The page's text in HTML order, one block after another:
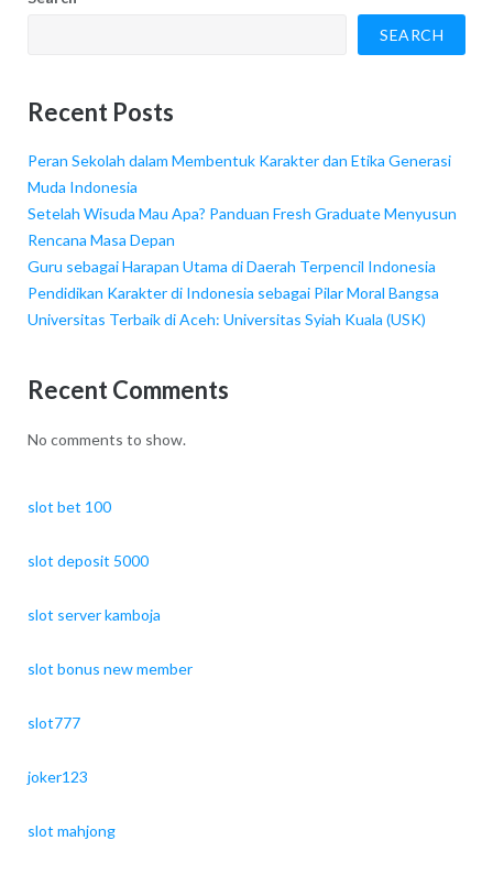
SEARCH
Recent Posts
Peran Sekolah dalam Membentuk Karakter dan Etika Generasi
Muda Indonesia
Setelah Wisuda Mau Apa? Panduan Fresh Graduate Menyusun
Rencana Masa Depan
Guru sebagai Harapan Utama di Daerah Terpencil Indonesia
Pendidikan Karakter di Indonesia sebagai Pilar Moral Bangsa
Universitas Terbaik di Aceh: Universitas Syiah Kuala (USK)
Recent Comments
No comments to show.
slot bet 100
slot deposit 5000
slot server kamboja
slot bonus new member
slot777
joker123
slot mahjong